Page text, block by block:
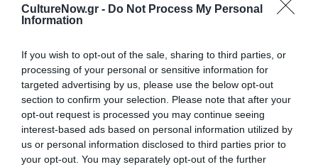
CultureNow.gr - Do Not Process My Personal
Information
If you wish to opt-out of the sale, sharing to third parties, or
processing of your personal or sensitive information for
targeted advertising by us, please use the below opt-out
section to confirm your selection. Please note that after your
opt-out request is processed you may continue seeing
interest-based ads based on personal information utilized by
us or personal information disclosed to third parties prior to
your opt-out. You may separately opt-out of the further
«Ήταν πραγματική χαρά να συνεργάζομαι με το Μουσείο
ιδιαίτερα δυναμικούς χώρους του — ιδέες και σχέδια για ένα
νέο ερευνητικό έργο στη Βόρεια Λέσβο. Περιδιαβαίνοντας
τους χώρους του και στοχαζόμενος μαζί με τους κόσμους
του παρελθόντος που οι επιμελητές του ανασυνθέτουν με
τόση φροντίδα, βρήκα έμπνευση για να τοποθετήσω το δικό
μου αρχειακό έργο μέσα στο δικό του πολιτισμικό και υλικό
πλαίσιο.»